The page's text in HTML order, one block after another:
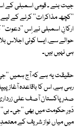
جیت بنے ۔ قومی اسمبلی کے
''کچھ مذاکرات'' کرنے کے لیے
ارکانِ اسمبلی نے اِس ''دعوت''
حوالے سے، ایسا کوئی
ہی نہیں ہیں۔
حقیقت یہ ہے کہ آج ہمیں
رہی ہے، اس کا باقاعدہ آغاز
صدرِ پاکستان آصف علی
دَورِ حکومت میں بھی ''جی۔
میں میاں نواز شریف کے معتمدِ